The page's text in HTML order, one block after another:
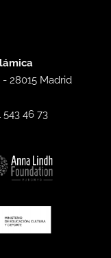
-28015 Madrid
543 46 73